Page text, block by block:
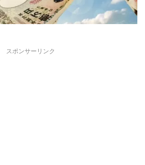
スポンサーリンク